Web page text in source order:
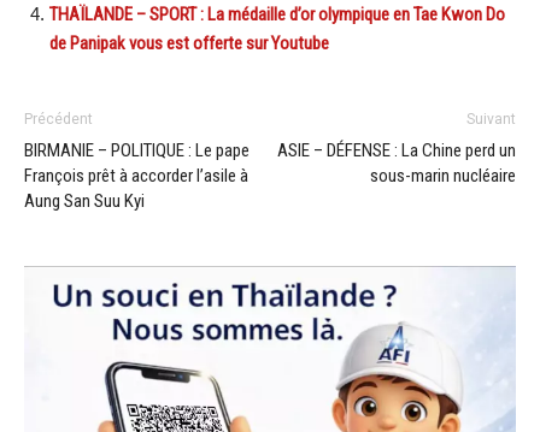
THAÏLANDE – SPORT : La médaille d’or olympique en Tae Kwon Do
de Panipak vous est offerte sur Youtube
Précédent
BIRMANIE – POLITIQUE : Le pape
François prêt à accorder l’asile à
Aung San Suu Kyi
Suivant
ASIE – DÉFENSE : La Chine perd un
sous-marin nucléaire